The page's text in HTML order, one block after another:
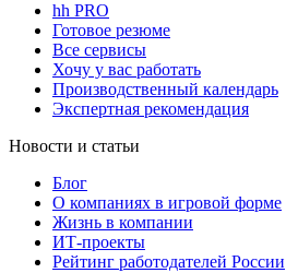
hh PRO
Готовое резюме
Все сервисы
Хочу у вас работать
Производственный календарь
Экспертная рекомендация
Новости и статьи
Блог
О компаниях в игровой форме
Жизнь в компании
ИТ-проекты
Рейтинг работодателей России